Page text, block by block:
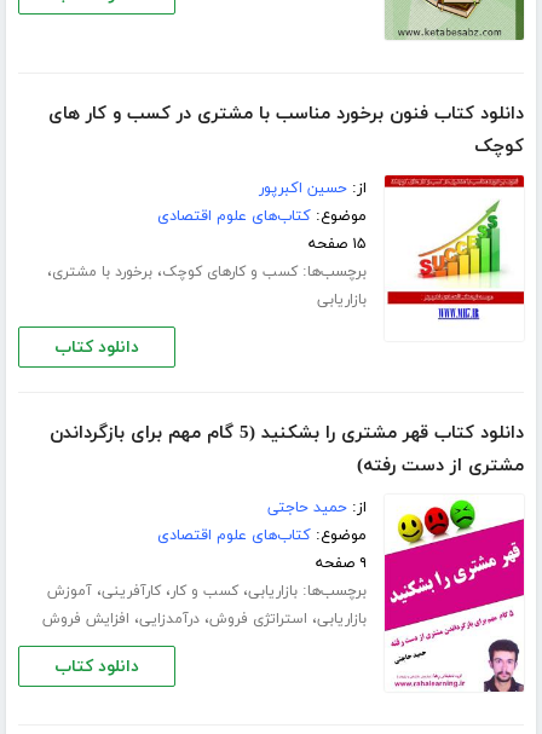
دانلود کتاب فنون برخورد مناسب با مشتری در کسب و کار های
کوچک
از:حسین اکبرپور
موضوع:کتاب‌های علوم اقتصادی
۱۵ صفحه
برچسب‌ها:کسب و کارهای کوچک،برخورد با مشتری،
بازاریابی
دانلود کتاب
دانلود کتاب قهر مشتری را بشکنید (5 گام مهم برای بازگرداندن
مشتری از دست رفته)
از:حمید حاجتی
موضوع:کتاب‌های علوم اقتصادی
۹ صفحه
برچسب‌ها:بازاریابی،کسب و کار،کارآفرینی،آموزش
بازاریابی، استراتژی فروش،درآمدزایی، افزایش فروش
دانلود کتاب